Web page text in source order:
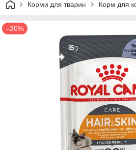
Корми для тварин Корм для
–20%